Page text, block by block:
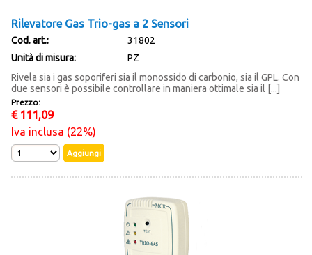
Rilevatore Gas Trio-gas a 2 Sensori
Cod. art.:
31802
Unità di misura:
PZ
Rivela sia i gas soporiferi sia il monossido di carbonio, sia il GPL. Con
due sensori è possibile controllare in maniera ottimale sia il [...]
Prezzo:
€ 111,09
Iva inclusa (22%)